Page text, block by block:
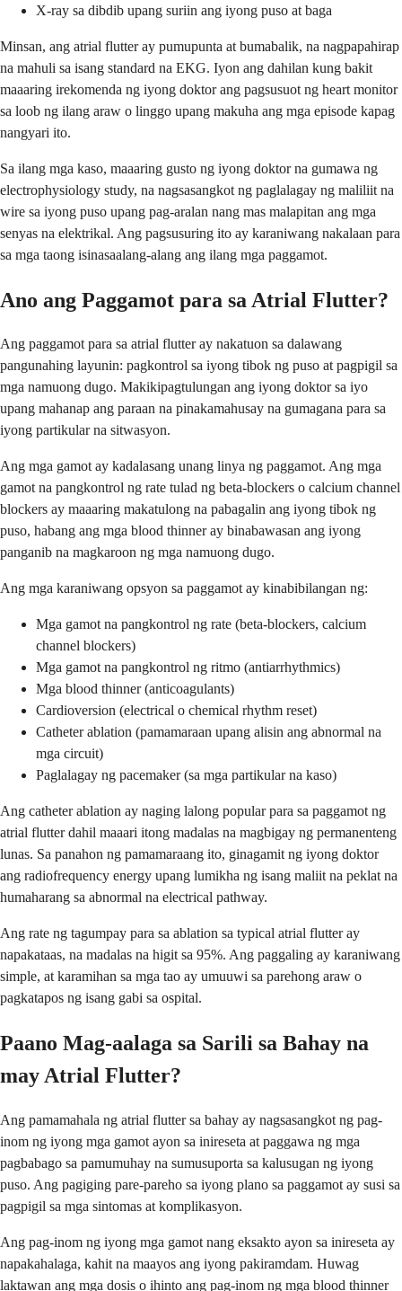
X-ray sa dibdib upang suriin ang iyong puso at baga
Minsan, ang atrial flutter ay pumupunta at bumabalik, na nagpapahirap
na mahuli sa isang standard na EKG. Iyon ang dahilan kung bakit
maaaring irekomenda ng iyong doktor ang pagsusuot ng heart monitor
sa loob ng ilang araw o linggo upang makuha ang mga episode kapag
nangyari ito.
Sa ilang mga kaso, maaaring gusto ng iyong doktor na gumawa ng
electrophysiology study, na nagsasangkot ng paglalagay ng maliliit na
wire sa iyong puso upang pag-aralan nang mas malapitan ang mga
senyas na elektrikal. Ang pagsusuring ito ay karaniwang nakalaan para
sa mga taong isinasaalang-alang ang ilang mga paggamot.
Ano ang Paggamot para sa Atrial Flutter?
Ang paggamot para sa atrial flutter ay nakatuon sa dalawang
pangunahing layunin: pagkontrol sa iyong tibok ng puso at pagpigil sa
mga namuong dugo. Makikipagtulungan ang iyong doktor sa iyo
upang mahanap ang paraan na pinakamahusay na gumagana para sa
iyong partikular na sitwasyon.
Ang mga gamot ay kadalasang unang linya ng paggamot. Ang mga
gamot na pangkontrol ng rate tulad ng beta-blockers o calcium channel
blockers ay maaaring makatulong na pabagalin ang iyong tibok ng
puso, habang ang mga blood thinner ay binabawasan ang iyong
panganib na magkaroon ng mga namuong dugo.
Ang mga karaniwang opsyon sa paggamot ay kinabibilangan ng:
Mga gamot na pangkontrol ng rate (beta-blockers, calcium
channel blockers)
Mga gamot na pangkontrol ng ritmo (antiarrhythmics)
Mga blood thinner (anticoagulants)
Cardioversion (electrical o chemical rhythm reset)
Catheter ablation (pamamaraan upang alisin ang abnormal na
mga circuit)
Paglalagay ng pacemaker (sa mga partikular na kaso)
Ang catheter ablation ay naging lalong popular para sa paggamot ng
atrial flutter dahil maaari itong madalas na magbigay ng permanenteng
lunas. Sa panahon ng pamamaraang ito, ginagamit ng iyong doktor
ang radiofrequency energy upang lumikha ng isang maliit na peklat na
humaharang sa abnormal na electrical pathway.
Ang rate ng tagumpay para sa ablation sa typical atrial flutter ay
napakataas, na madalas na higit sa 95%. Ang paggaling ay karaniwang
simple, at karamihan sa mga tao ay umuuwi sa parehong araw o
pagkatapos ng isang gabi sa ospital.
Paano Mag-aalaga sa Sarili sa Bahay na
may Atrial Flutter?
Ang pamamahala ng atrial flutter sa bahay ay nagsasangkot ng pag-
inom ng iyong mga gamot ayon sa inireseta at paggawa ng mga
pagbabago sa pamumuhay na sumusuporta sa kalusugan ng iyong
puso. Ang pagiging pare-pareho sa iyong plano sa paggamot ay susi sa
pagpigil sa mga sintomas at komplikasyon.
Ang pag-inom ng iyong mga gamot nang eksakto ayon sa inireseta ay
napakahalaga, kahit na maayos ang iyong pakiramdam. Huwag
laktawan ang mga dosis o ihinto ang pag-inom ng mga blood thinner